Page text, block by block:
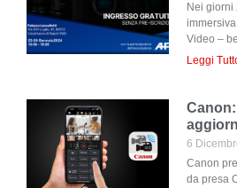
Nei giorni
Video –
Leggi
6
Canon
da presa